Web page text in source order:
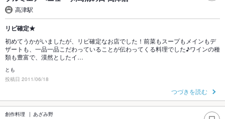
高津駅
リピ確定★
初めてうかがいましたが、リピ確定なお店でした！前菜もスープもメインもデ
ザートも、一品一品こだわっていることが伝わってくる料理でした♪ワインの種
類も豊富で、漠然としたイ…
とも
投稿日 2011/06/18
つづきを読む
創作料理 あざみ野